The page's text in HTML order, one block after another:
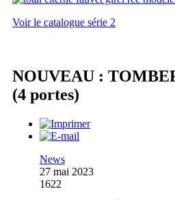
Voir le catalogue série 2
NOUVEAU :
(4 portes)
News
27 mai 2023
1622